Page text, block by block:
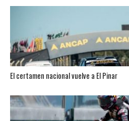
El certamen nacional vuelve a El Pinar